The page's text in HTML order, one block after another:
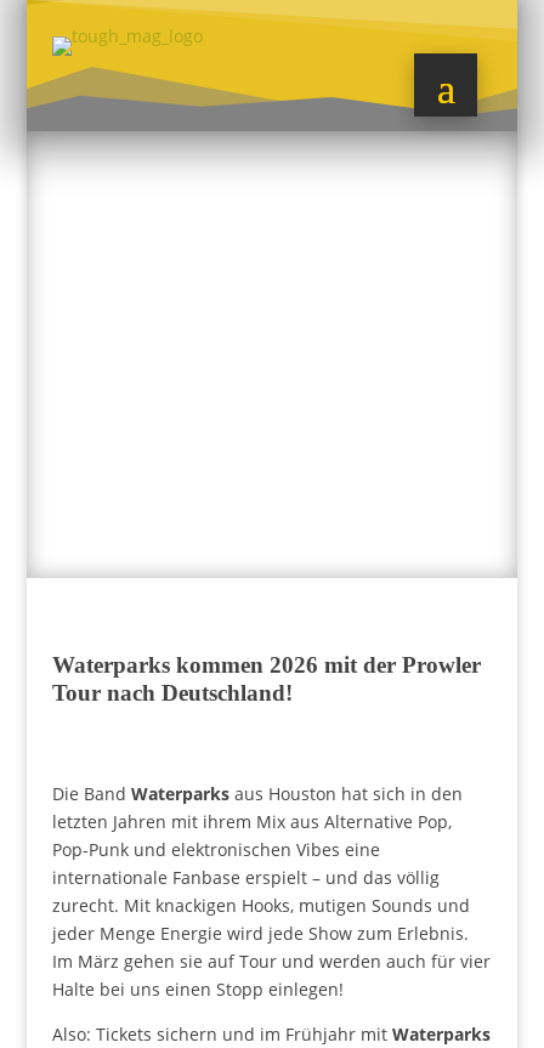
Waterparks kommen 2026 mit der Prowler
Tour nach Deutschland!
Die Band Waterparksaus Houston hat sich in den
letzten Jahren mit ihrem Mix aus Alternative Pop,
Pop-Punk und elektronischen Vibes eine
internationale Fanbase erspielt – und das völlig
zurecht. Mit knackigen Hooks, mutigen Sounds und
jeder Menge Energie wird jede Show zum Erlebnis.
Im März gehen sie auf Tour und werden auch für vier
Halte bei uns einen Stopp einlegen!
Also: Tickets sichern und im Frühjahr mit Waterparks